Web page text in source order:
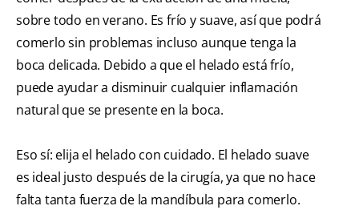
sobre todo en verano. Es frío y suave, así que podrá
comerlo sin problemas incluso aunque tenga la
boca delicada. Debido a que el helado está frío,
puede ayudar a disminuir cualquier inflamación
natural que se presente en la boca.
Eso sí: elija el helado con cuidado. El helado suave
es ideal justo después de la cirugía, ya que no hace
falta tanta fuerza de la mandíbula para comerlo.